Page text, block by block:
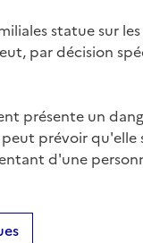
statue sur
par décision
présente un
peut prévoir
d'une